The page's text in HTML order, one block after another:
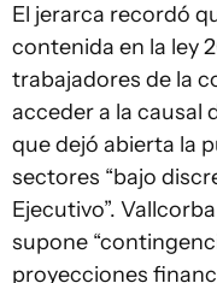
El jerarca recordó
contenida en la ley
trabajadores de la
acceder a la causal
que dejó abierta la
sectores “bajo
Ejecutivo”.
supone
proyecciones